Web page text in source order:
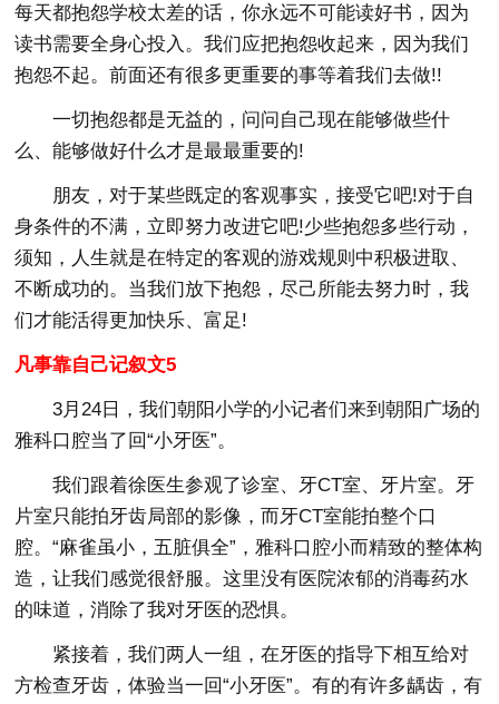
每天都抱怨学校太差的话，你永远不可能读好书，因为
读书需要全身心投入。我们应把抱怨收起来，因为我们
抱怨不起。前面还有很多更重要的事等着我们去做!!
一切抱怨都是无益的，问问自己现在能够做些什
么、能够做好什么才是最最重要的!
朋友，对于某些既定的客观事实，接受它吧!对于自
身条件的不满，立即努力改进它吧!少些抱怨多些行动，
须知，人生就是在特定的客观的游戏规则中积极进取、
不断成功的。当我们放下抱怨，尽己所能去努力时，我
们才能活得更加快乐、富足!
凡事靠自己记叙文5
3月24日，我们朝阳小学的小记者们来到朝阳广场的
雅科口腔当了回“小牙医”。
我们跟着徐医生参观了诊室、牙CT室、牙片室。牙
片室只能拍牙齿局部的影像，而牙CT室能拍整个口
腔。“麻雀虽小，五脏俱全”，雅科口腔小而精致的整体构
造，让我们感觉很舒服。这里没有医院浓郁的消毒药水
的味道，消除了我对牙医的恐惧。
紧接着，我们两人一组，在牙医的指导下相互给对
方检查牙齿，体验当一回“小牙医”。有的有许多龋齿，有